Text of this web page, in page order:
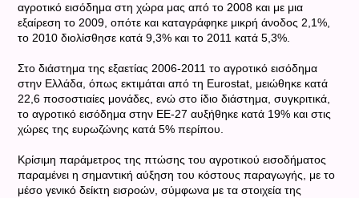
αγροτικό εισόδημα στη χώρα μας από το 2008 και με μια
εξαίρεση το 2009, οπότε και καταγράφηκε μικρή άνοδος 2,1%,
το 2010 διολίσθησε κατά 9,3% και το 2011 κατά 5,3%.
Στο διάστημα της εξαετίας 2006-2011 το αγροτικό εισόδημα
στην Ελλάδα, όπως εκτιμάται από τη Eurostat, μειώθηκε κατά
22,6 ποσοστιαίες μονάδες, ενώ στο ίδιο διάστημα, συγκριτικά,
το αγροτικό εισόδημα στην ΕΕ-27 αυξήθηκε κατά 19% και στις
χώρες της ευρωζώνης κατά 5% περίπου.
Κρίσιμη παράμετρος της πτώσης του αγροτικού εισοδήματος
παραμένει η σημαντική αύξηση του κόστους παραγωγής, με το
μέσο γενικό δείκτη εισροών, σύμφωνα με τα στοιχεία της